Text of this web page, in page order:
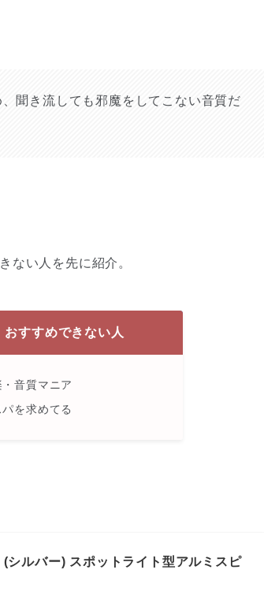
聞き流しても邪魔をしてこない音質だ
ない人を先に紹介。
おすすめできない人
・音質マニア
パを求めてる
ルバー) スポットライト型アルミスピ